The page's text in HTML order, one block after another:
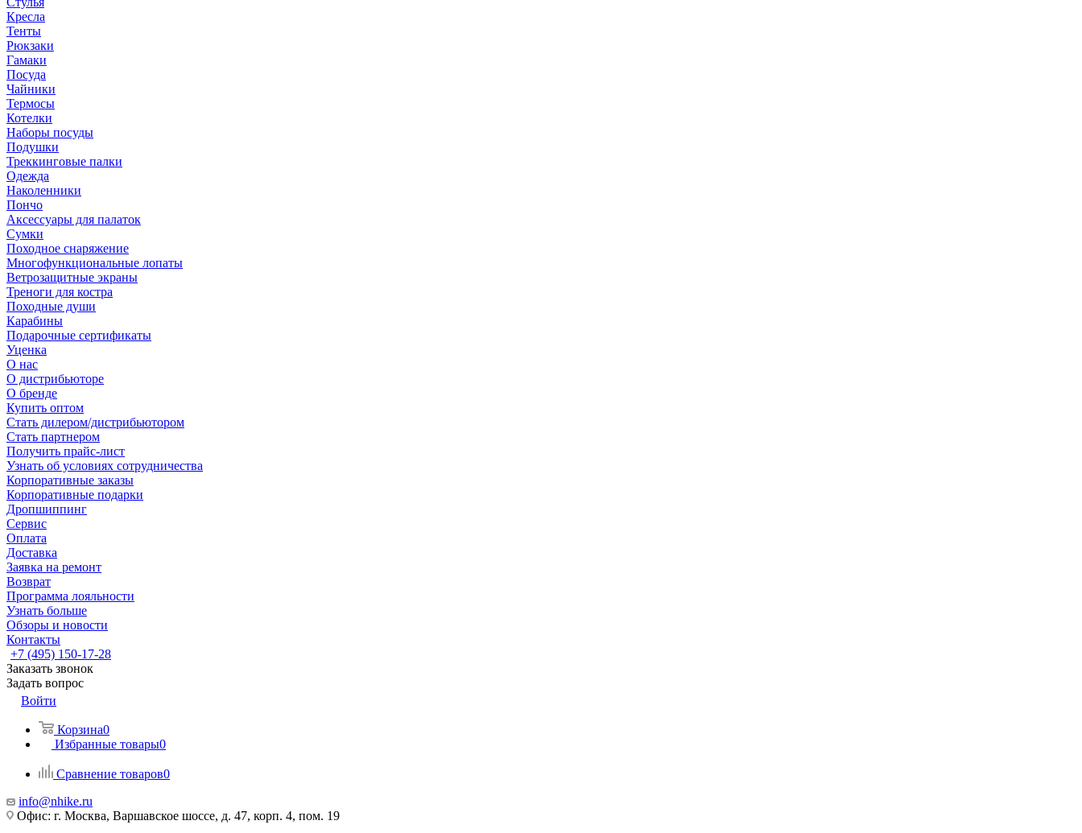
Кресла
Тенты
Рюкзаки
Гамаки
Посуда
Чайники
Термосы
Котелки
Наборы посуды
Подушки
Треккинговые палки
Одежда
Наколенники
Пончо
Аксессуары для палаток
Сумки
Походное снаряжение
Многофункциональные лопаты
Ветрозащитные экраны
Треноги для костра
Походные души
Карабины
Подарочные сертификаты
Уценка
О нас
О дистрибьюторе
О бренде
Купить оптом
Стать дилером/дистрибьютором
Стать партнером
Получить прайс-лист
Узнать об условиях сотрудничества
Корпоративные заказы
Корпоративные подарки
Дропшиппинг
Сервис
Оплата
Доставка
Заявка на ремонт
Возврат
Программа лояльности
Узнать больше
Обзоры и новости
Контакты
+7 (495) 150-17-28
Заказать звонок
Задать вопрос
Войти
Корзина0
Избранные товары0
Сравнение товаров0
info@nhike.ru
Офис: г. Москва, Варшавское шоссе, д. 47, корп. 4, пом. 19